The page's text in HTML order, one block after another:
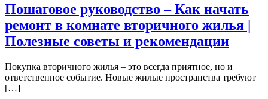
Пошаговое руководство – Как начать
ремонт в комнате вторичного жилья |
Полезные советы и рекомендации
Покупка вторичного жилья – это всегда приятное, но и
ответственное событие. Новые жилые пространства требуют
[…]